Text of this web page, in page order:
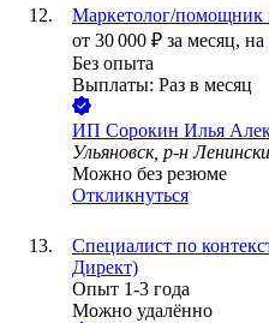
Маркетолог/помощник
от 30 000 ₽ за месяц, на
Без опыта
Выплаты: Раз в месяц
ИП Сорокин Илья
Ульяновск, р-н
Можно без резюме
Откликнуться
Специалист по
Директ)
Опыт 1-3 года
Можно удалённо